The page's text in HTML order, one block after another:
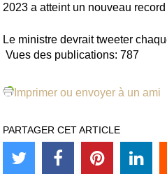
2023 a atteint un nouveau
Le ministre devrait tweeter
Vues des publications: 787
Imprimer ou envoyer à un ami
PARTAGER CET ARTICLE